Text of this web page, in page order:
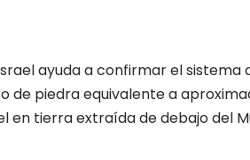
ayuda a confirmar el
de piedra equivalente a
tierra extraída de debajo del